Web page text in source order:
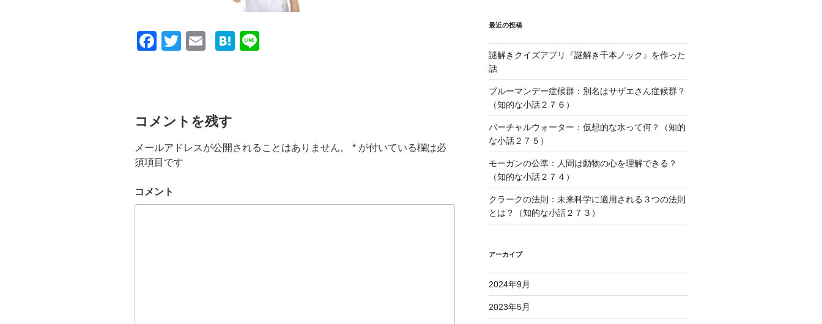
F
b
o
o
T
H
コメントを残す
メールアドレスが公開されることはありません。 * が付いている欄は必
須項目です
コメント
最近の投稿
謎解きクイズアプリ『謎解き千本ノック』を作った
話
ブルーマンデー症候群：別名はサザエさん症候群？
（知的な小話２７６）
バーチャルウォーター：仮想的な水って何？（知的
な小話２７５）
モーガンの公準：人間は動物の心を理解できる？
（知的な小話２７４）
クラークの法則：未来科学に適用される３つの法則
とは？（知的な小話２７３）
アーカイブ
2024年9月
2023年5月